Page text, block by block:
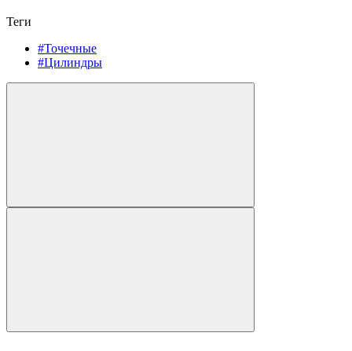
Теги
#Точечные
#Цилиндры